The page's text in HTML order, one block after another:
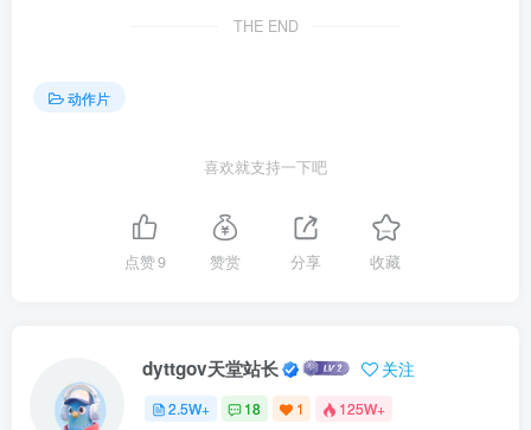
THE END
动作片
喜欢就支持一下吧
点赞9 赞赏 分享 收藏
dyttgov天堂站长 关注
2.5W+ 18 1 125W+